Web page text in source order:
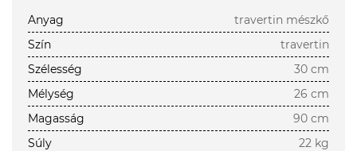
Anyag
travertin mészkő
Szín
travertin
Szélesség
30 cm
Mélység
26 cm
Magasság
90 cm
Súly
22 kg